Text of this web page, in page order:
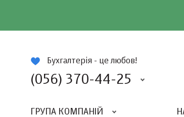
Бухгалтерія - це любов!
(056) 370-44-25
ГРУПА КОМПАНІЙ